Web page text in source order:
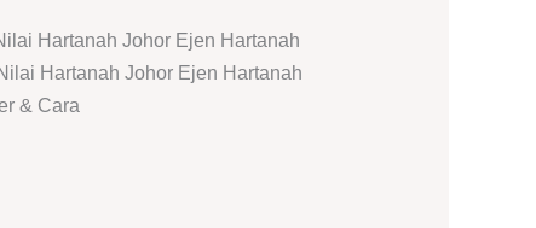
Hartanah Johor Ejen Hartanah
Hartanah Johor Ejen Hartanah
& Cara